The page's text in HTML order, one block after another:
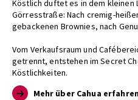
Köstlich duftet es in dem kleinen
Görresstraße: Nach cremig-
gebackenen Brownies, nach
Vom Verkaufsraum und
getrennt, entstehen im Secret
Köstlichkeiten.
Mehr über Cahua